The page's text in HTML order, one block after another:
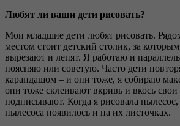
Любят ли ваши дети рисовать?
Мои младшие дети любят рисовать.
местом стоит детский столик, за
вырезают и лепят. Я работаю и
поясняю или советую. Часто дети
карандашом – и они тоже, я собираю
они тоже склеивают вкривь и вкось
подписывают. Когда я рисовала пылесос,
пылесоса появилось и на их листочках.